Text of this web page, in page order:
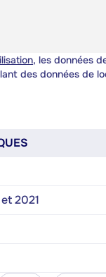
, les données
des données de
2021